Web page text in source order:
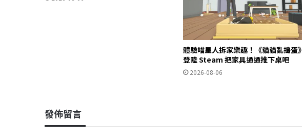
體驗喵星人拆家樂趣！《貓貓亂搗蛋》
登陸 Steam 把家具通通推下桌吧
2026-08-06
發佈留言